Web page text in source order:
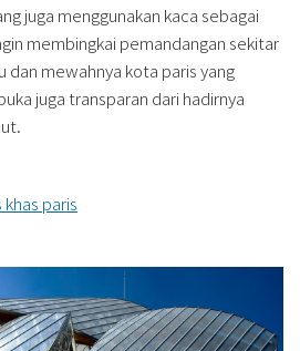
juga menggunakan kaca sebagai
membingkai pemandangan sekitar
dan mewahnya kota paris yang
juga transparan dari hadirnya
paris